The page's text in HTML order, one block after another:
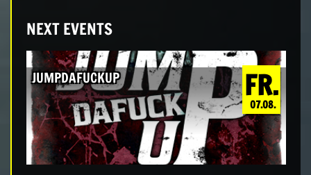
NEXT EVENTS
FR.
07.08.
JUMPDAFUCKUP